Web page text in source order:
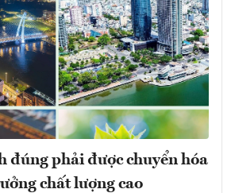
đúng phải được chuyển hóa
chất lượng cao